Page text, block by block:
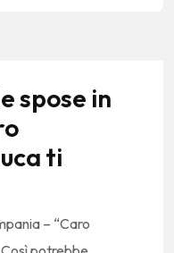
spose in
ti
– “Caro